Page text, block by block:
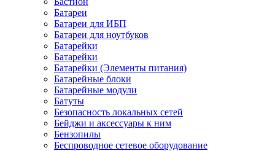
Батареи
Батареи для ИБП
Батареи для ноутбуков
Батарейки
Батарейки
Батарейки (Элементы питания)
Батарейные блоки
Батарейные модули
Батуты
Безопасность локальных сетей
Бейджи и аксесcуары к ним
Бензопилы
Беспроводное сетевое оборудование